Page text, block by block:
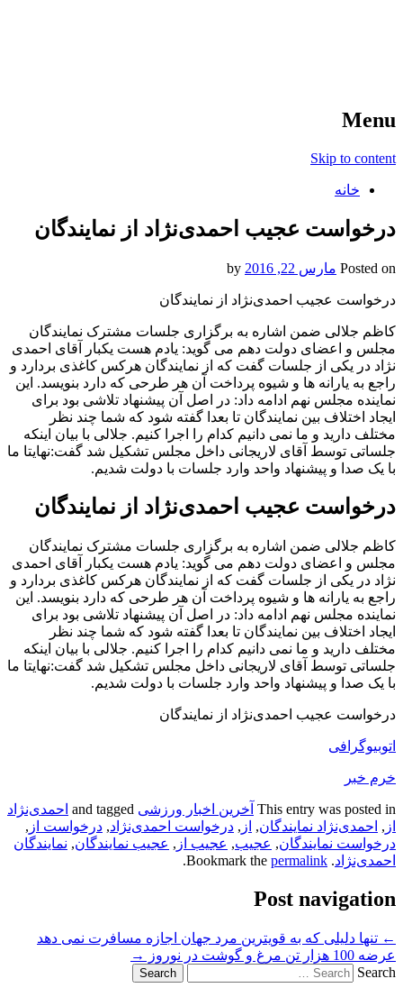
Menu
Skip to content
خانه
درخواست عجیب احمدی‌نژاد از نمایندگان
Posted on مارس 22, 2016
درخواست عجیب احمدی‌نژاد از نمایندگان
کاظم جلالی ضمن اشاره به برگزاری جلسات مشترک نمایندگان
مجلس و اعضای دولت دهم می گوید: یادم هست یکبار آقای احمدی
نژاد در یکی از جلسات گفت که از نمایندگان هرکس کاغذی بردارد و
راجع به یارانه ها و شیوه پرداخت آن هر طرحی که دارد بنویسد. این
نماینده مجلس نهم ادامه داد: در اصل آن پیشنهاد تلاشی بود برای
ایجاد اختلاف بین نمایندگان تا بعدا گفته شود که شما چند نظر
مختلف دارید و ما نمی دانیم کدام را اجرا کنیم. جلالی با بیان اینکه
جلساتی توسط آقای لاریجانی داخل مجلس تشکیل شد گفت:نهایتا ما
با یک صدا و پیشنهاد واحد وارد جلسات با دولت شدیم.
درخواست عجیب احمدی‌نژاد از نمایندگان
کاظم جلالی ضمن اشاره به برگزاری جلسات مشترک نمایندگان
مجلس و اعضای دولت دهم می گوید: یادم هست یکبار آقای احمدی
نژاد در یکی از جلسات گفت که از نمایندگان هرکس کاغذی بردارد و
راجع به یارانه ها و شیوه پرداخت آن هر طرحی که دارد بنویسد. این
نماینده مجلس نهم ادامه داد: در اصل آن پیشنهاد تلاشی بود برای
ایجاد اختلاف بین نمایندگان تا بعدا گفته شود که شما چند نظر
مختلف دارید و ما نمی دانیم کدام را اجرا کنیم. جلالی با بیان اینکه
جلساتی توسط آقای لاریجانی داخل مجلس تشکیل شد گفت:نهایتا ما
با یک صدا و پیشنهاد واحد وارد جلسات با دولت شدیم.
درخواست عجیب احمدی‌نژاد از نمایندگان
اتوبیوگرافی
خرم خبر
This entry was posted in آخرین اخبار ورزشی
احمدی‌نژاد
از , احمدی‌نژاد نمایندگان, از , درخواست احمدی‌نژاد, درخواست از ,
درخواست نمایندگان, عجیب, عجیب از , عجیب نمایندگان, نمایندگان
احمدی‌نژاد. Bookmark the
permalink
.
Post navigation
← تنها دلیلی که به قویترین مرد جهان اجازه مسافرت نمی دهد
عرضه 100 هزار تن مرغ و گوشت در نوروز
→
Search